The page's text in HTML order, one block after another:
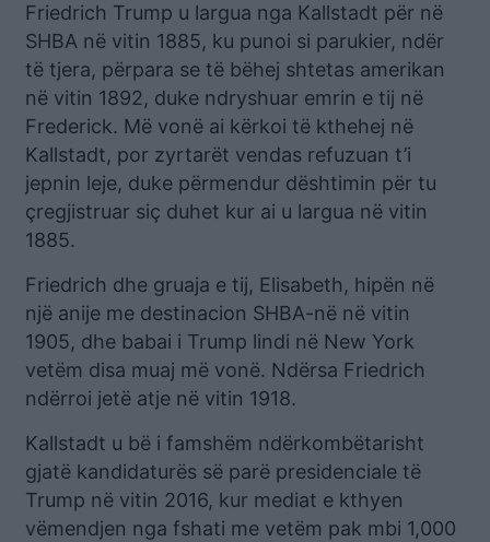
Friedrich Trump u largua nga Kallstadt për në
SHBA në vitin 1885, ku punoi si parukier, ndër
të tjera, përpara se të bëhej shtetas amerikan
në vitin 1892, duke ndryshuar emrin e tij në
Frederick. Më vonë ai kërkoi të kthehej në
Kallstadt, por zyrtarët vendas refuzuan t’i
jepnin leje, duke përmendur dështimin për tu
çregjistruar siç duhet kur ai u largua në vitin
1885.
Friedrich dhe gruaja e tij, Elisabeth, hipën në
një anije me destinacion SHBA-në në vitin
1905, dhe babai i Trump lindi në New York
vetëm disa muaj më vonë. Ndërsa Friedrich
ndërroi jetë atje në vitin 1918.
Kallstadt u bë i famshëm ndërkombëtarisht
gjatë kandidaturës së parë presidenciale të
Trump në vitin 2016, kur mediat e kthyen
vëmendjen nga fshati me vetëm pak mbi 1,000